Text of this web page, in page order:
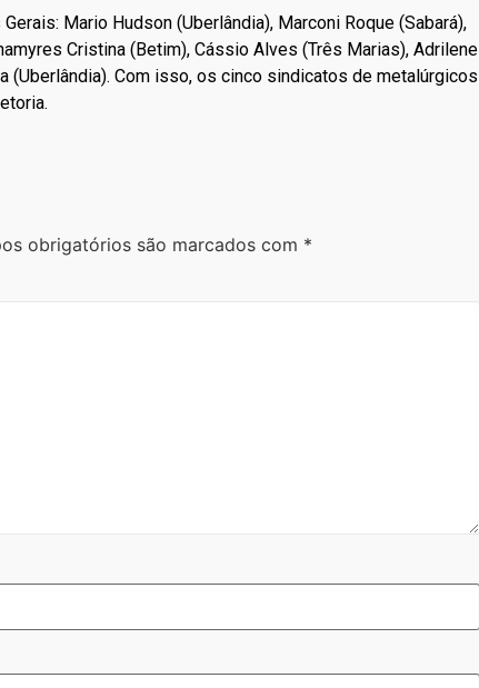
Mario Hudson (Uberlândia), Marconi Roque (Sabará),
Cristina (Betim), Cássio Alves (Três Marias), Adrilene
(Uberlândia). Com isso, os cinco sindicatos de metalúrgicos
obrigatórios são marcados com *